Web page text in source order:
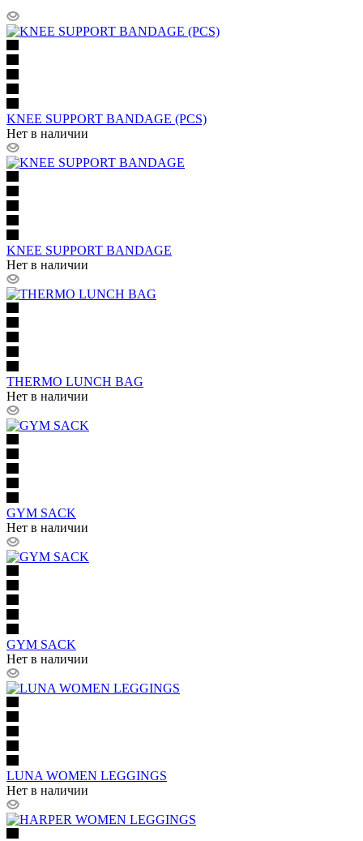
KNEE SUPPORT BANDAGE (PCS)
Нет в наличии
KNEE SUPPORT BANDAGE
Нет в наличии
THERMO LUNCH BAG
Нет в наличии
GYM SACK
Нет в наличии
GYM SACK
Нет в наличии
LUNA WOMEN LEGGINGS
Нет в наличии